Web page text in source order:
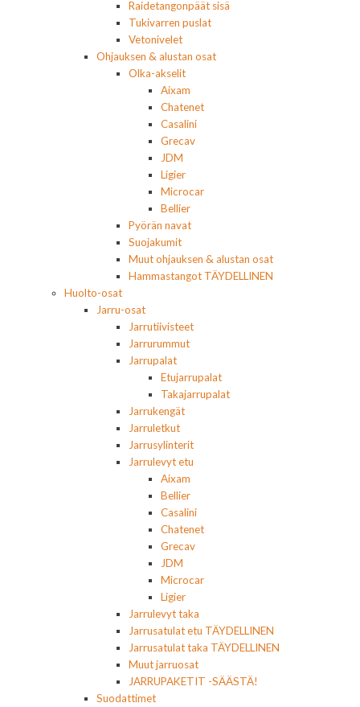
Raidetangonpäät sisä
Tukivarren puslat
Vetonivelet
Ohjauksen & alustan osat
Olka-akselit
Aixam
Chatenet
Casalini
Grecav
JDM
Ligier
Microcar
Bellier
Pyörän navat
Suojakumit
Muut ohjauksen & alustan osat
Hammastangot TÄYDELLINEN
Huolto-osat
Jarru-osat
Jarrutiivisteet
Jarrurummut
Jarrupalat
Etujarrupalat
Takajarrupalat
Jarrukengät
Jarruletkut
Jarrusylinterit
Jarrulevyt etu
Aixam
Bellier
Casalini
Chatenet
Grecav
JDM
Microcar
Ligier
Jarrulevyt taka
Jarrusatulat etu TÄYDELLINEN
Jarrusatulat taka TÄYDELLINEN
Muut jarruosat
JARRUPAKETIT -SÄÄSTÄ!
Suodattimet